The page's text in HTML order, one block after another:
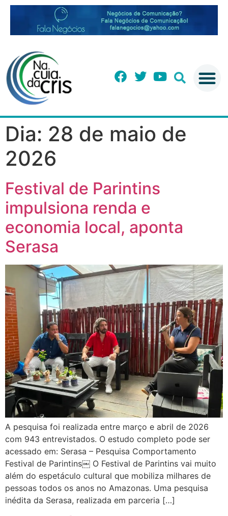
Dia: 28 de maio de
2026
Festival de Parintins
impulsiona renda e
economia local, aponta
Serasa
A pesquisa foi realizada entre março e abril de 2026
com 943 entrevistados. O estudo completo pode ser
acessado em: Serasa – Pesquisa Comportamento
Festival de Parintins￼ O Festival de Parintins vai muito
além do espetáculo cultural que mobiliza milhares de
pessoas todos os anos no Amazonas. Uma pesquisa
inédita da Serasa, realizada em parceria […]